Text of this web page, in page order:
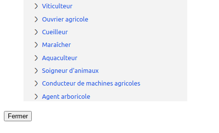
Fermer